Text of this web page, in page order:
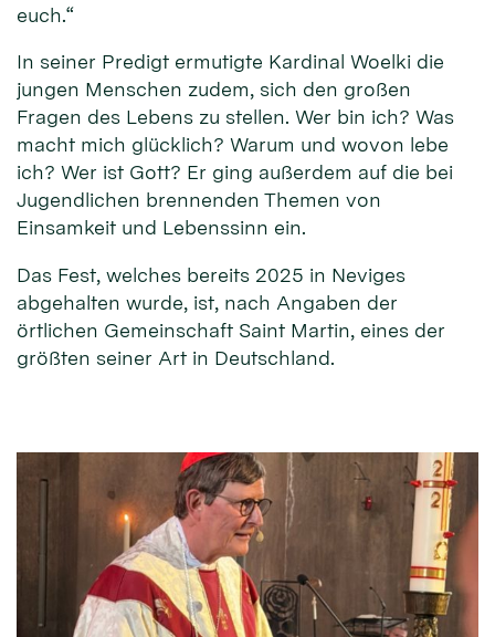
euch.“
In seiner Predigt ermutigte Kardinal Woelki die
jungen Menschen zudem, sich den großen
Fragen des Lebens zu stellen. Wer bin ich? Was
macht mich glücklich? Warum und wovon lebe
ich? Wer ist Gott? Er ging außerdem auf die bei
Jugendlichen brennenden Themen von
Einsamkeit und Lebenssinn ein.
Das Fest, welches bereits 2025 in Neviges
abgehalten wurde, ist, nach Angaben der
örtlichen Gemeinschaft Saint Martin, eines der
größten seiner Art in Deutschland.